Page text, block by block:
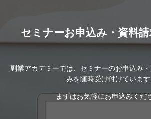
セミナーお申込み・資料
副業アカデミーでは、セミナーのお申込み
みを随時受け付けています
まずはお気軽にお申込みくだ